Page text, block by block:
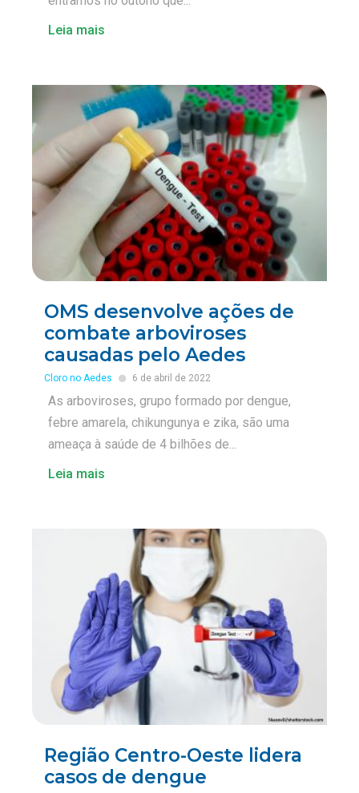
Leia mais
OMS desenvolve ações de
combate arboviroses
causadas pelo Aedes
Cloro no Aedes 6 de abril de 2022
As arboviroses, grupo formado por dengue,
febre amarela, chikungunya e zika, são uma
ameaça à saúde de 4 bilhões de...
Leia mais
Região Centro-Oeste lidera
casos de dengue